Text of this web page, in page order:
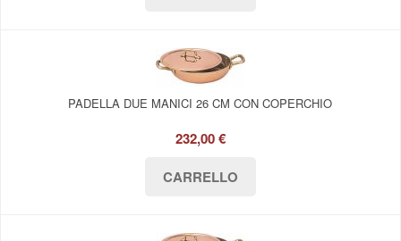
PADELLA DUE MANICI 26 CM CON COPERCHIO
232,00 €